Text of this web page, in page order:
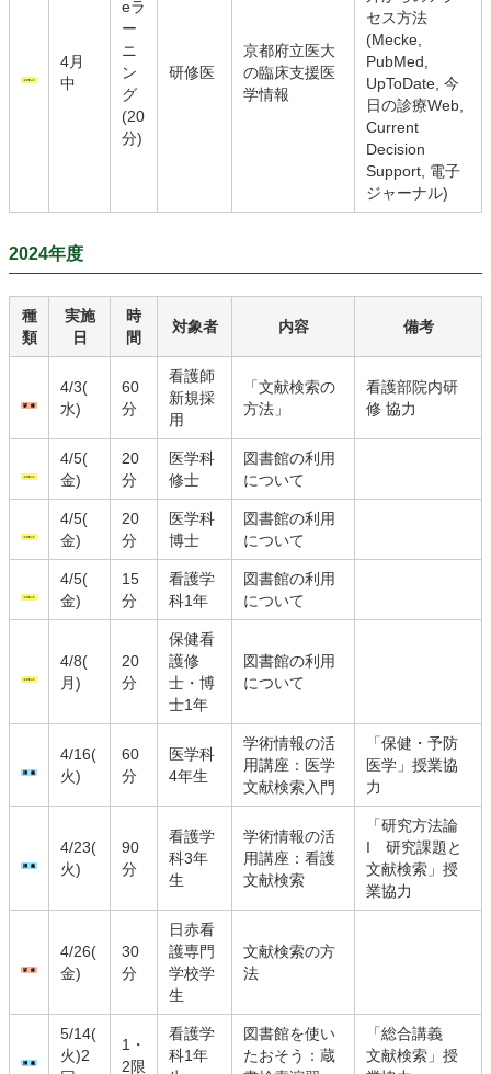
4月
中
eラ
ー
ニ
ン
グ
(20
分)
研修医
京都府立医大
の臨床支援医
学情報
セス方法
(Mecke,
PubMed,
UpToDate, 今
日の診療Web,
Current
Decision
Support, 電子
ジャーナル)
2024年度
種
類
実施
日
時
間
対象者 内容 備考
4/3(
水)
60
分
看護師
新規採
用
「文献検索の
方法」
看護部院内研
修 協力
4/5(
金)
20
分
医学科
修士
図書館の利用
について
4/5(
金)
20
分
医学科
博士
図書館の利用
について
4/5(
金)
15
分
看護学
科1年
図書館の利用
について
4/8(
月)
20
分
保健看
護修
士・博
士1年
図書館の利用
について
4/16(
火)
60
分
医学科
4年生
学術情報の活
用講座：医学
文献検索入門
「保健・予防
医学」授業協
力
4/23(
火)
90
分
看護学
科3年
生
学術情報の活
用講座：看護
文献検索
「研究方法論
I 研究課題と
文献検索」授
業協力
4/26(
金)
30
分
日赤看
護専門
学校学
生
文献検索の方
法
5/14(
火)2
1・
2限
看護学
科1年
図書館を使い
たおそう：蔵
「総合講義
文献検索」授